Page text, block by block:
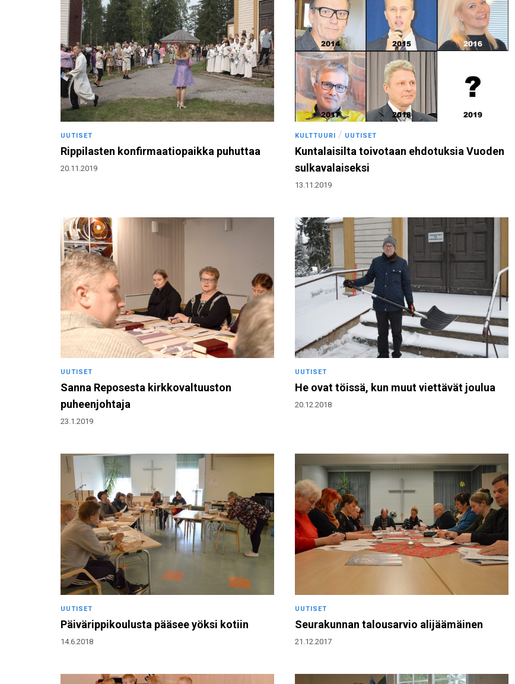
UUTISET
Rippilasten konfirmaatiopaikka puhuttaa
20.11.2019
KULTTUURI / UUTISET
Kuntalaisilta toivotaan ehdotuksia Vuoden
sulkavalaiseksi
13.11.2019
UUTISET
Sanna Reposesta kirkkovaltuuston
puheenjohtaja
23.1.2019
UUTISET
He ovat töissä, kun muut viettävät joulua
20.12.2018
UUTISET
Päivärippikoulusta pääsee yöksi kotiin
14.6.2018
UUTISET
Seurakunnan talousarvio alijäämäinen
21.12.2017